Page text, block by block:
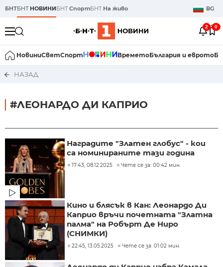
БНТБНТ НОВИНИБНТСпортБНТ На живо BG
2 0
НовиниСвятСпорт ВреметоБългария и еврото
НАЗАД
#ЛЕОНАРДО ДИ КАПРИО
Наградите "Златен глобус" - кои
са номинираните тази година
17:43, 08.12.2025 Чете се за: 00:42 мин.
Кино и блясък в Кан: Леонардо Ди
Каприо връчи почетната "Златна
палма" на Робърт Де Ниро
(СНИМКИ)
22:45, 13.05.2025 Чете се за: 01:02 мин.